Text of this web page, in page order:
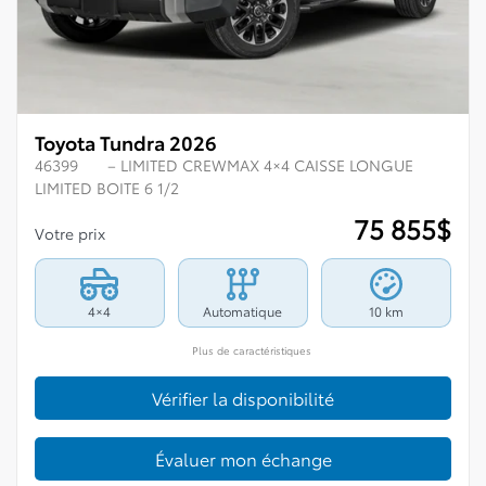
Toyota Tundra 2026
46399
– LIMITED CREWMAX 4×4 CAISSE LONGUE
LIMITED BOITE 6 1/2
Votre prix 75 855$
4×4 Automatique 10 km
Plus de caractéristiques
Vérifier la disponibilité
Évaluer mon échange